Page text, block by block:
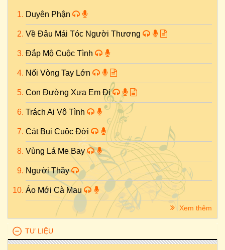
Duyên Phận
Về Đâu Mái Tóc Người Thương
Đắp Mộ Cuộc Tình
Nối Vòng Tay Lớn
Con Đường Xưa Em Đi
Trách Ai Vô Tình
Cát Bụi Cuộc Đời
Vùng Lá Me Bay
Người Thầy
Áo Mới Cà Mau
Xem thêm
TƯ LIỆU